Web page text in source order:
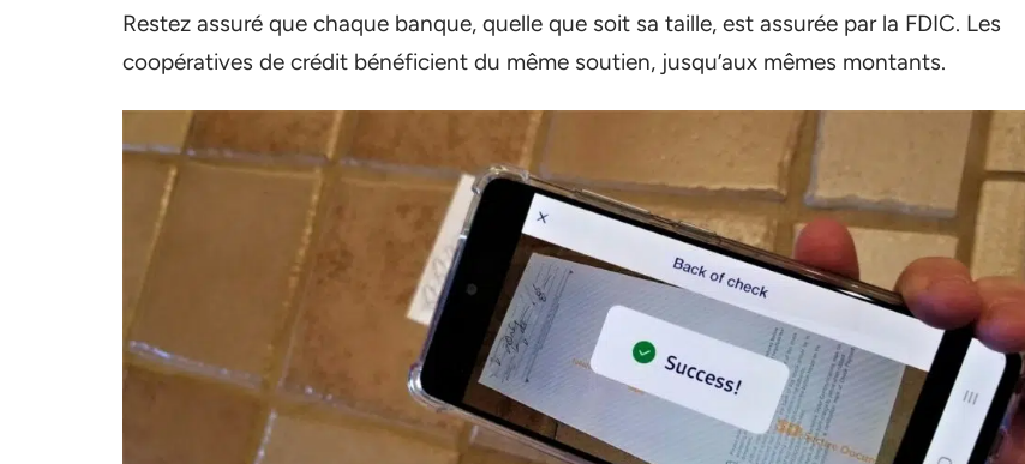
Restez assuré que chaque banque, quelle que soit sa taille, est assurée par la FDIC. Les
coopératives de crédit bénéficient du même soutien, jusqu’aux mêmes montants.